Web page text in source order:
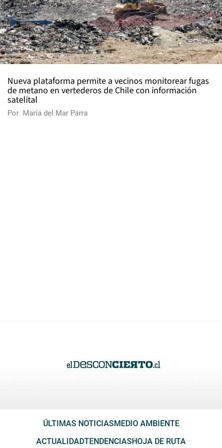
Nueva plataforma permite a vecinos monitorear fugas
de metano en vertederos de Chile con información
satelital
Por María del Mar Parra
ÚLTIMAS NOTICIAS MEDIO AMBIENTE
ACTUALIDADTENDENCIAS HOJA DE RUTA